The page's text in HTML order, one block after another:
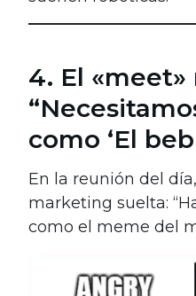
4. El «meet»
como ‘El
En la reunión del
marketing suelta:
como el meme del